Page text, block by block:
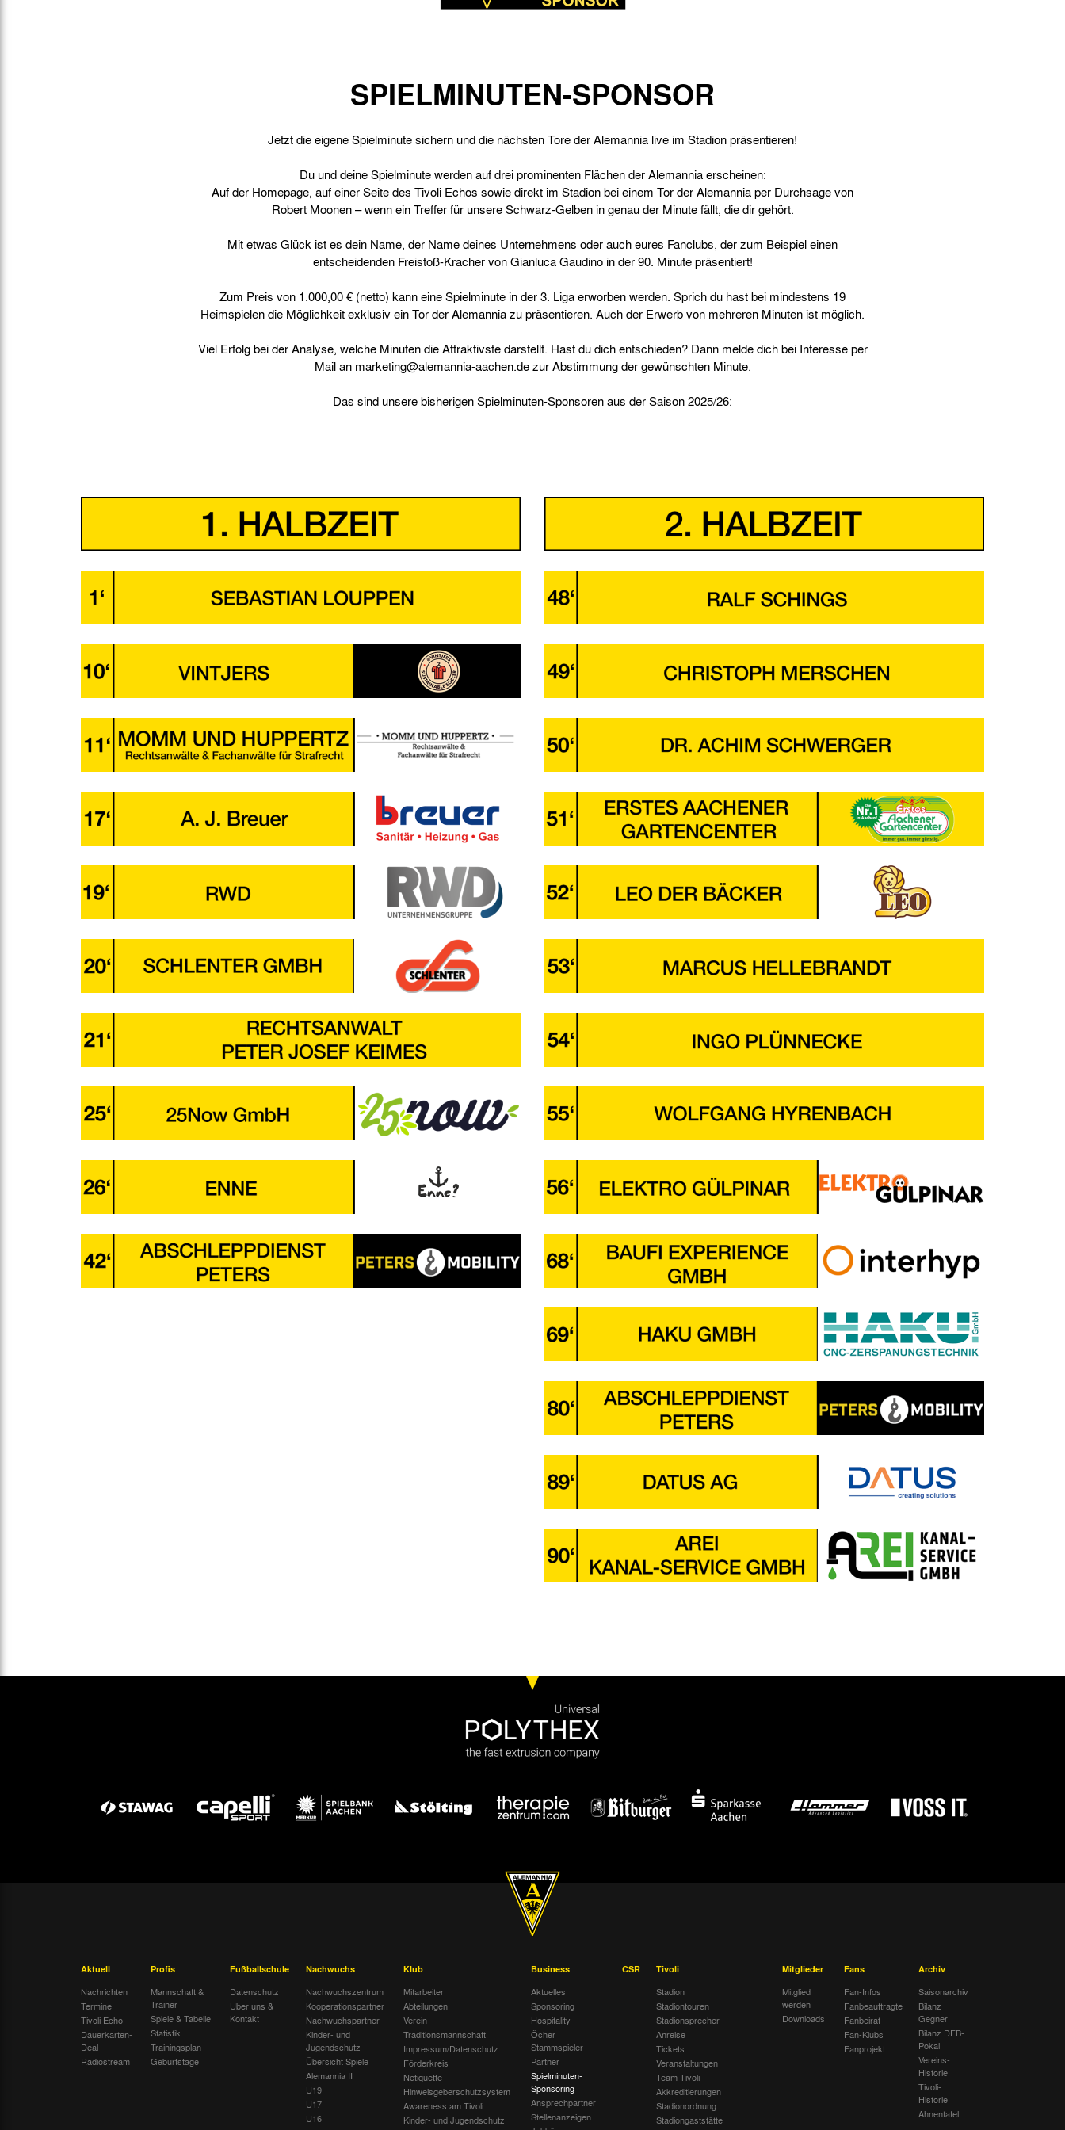
SPIELMINUTEN-SPONSOR
Jetzt die eigene Spielminute sichern und die nächsten Tore der Alemannia live im Stadion präsentieren!
Du und deine Spielminute werden auf drei prominenten Flächen der Alemannia erscheinen:
Auf der Homepage, auf einer Seite des Tivoli Echos sowie direkt im Stadion bei einem Tor der Alemannia per Durchsage von
Robert Moonen – wenn ein Treffer für unsere Schwarz-Gelben in genau der Minute fällt, die dir gehört.
Mit etwas Glück ist es dein Name, der Name deines Unternehmens oder auch eures Fanclubs, der zum Beispiel einen
entscheidenden Freistoß-Kracher von Gianluca Gaudino in der 90. Minute präsentiert!
Zum Preis von 1.000,00 € (netto) kann eine Spielminute in der 3. Liga erworben werden. Sprich du hast bei mindestens 19
Heimspielen die Möglichkeit exklusiv ein Tor der Alemannia zu präsentieren. Auch der Erwerb von mehreren Minuten ist möglich.
Viel Erfolg bei der Analyse, welche Minuten die Attraktivste darstellt. Hast du dich entschieden? Dann melde dich bei Interesse per
Mail an marketing@alemannia-aachen.de zur Abstimmung der gewünschten Minute.
Das sind unsere bisherigen Spielminuten-Sponsoren aus der Saison 2025/26:
Aktuell
Nachrichten
Termine
Tivoli Echo
Dauerkarten-
Deal
Radiostream
Profis
Mannschaft &
Trainer
Spiele & Tabelle
Statistik
Trainingsplan
Geburtstage
Fußballschule
Datenschutz
Über uns &
Kontakt
Nachwuchs
Nachwuchszentrum
Kooperationspartner
Nachwuchspartner
Kinder- und
Jugendschutz
Übersicht Spiele
Alemannia II
U19
U17
U16
Klub
Mitarbeiter
Abteilungen
Verein
Traditionsmannschaft
Impressum/Datenschutz
Förderkreis
Netiquette
Hinweisgeberschutzsystem
Awareness am Tivoli
Kinder- und Jugendschutz
Business
Aktuelles
Sponsoring
Hospitality
Öcher
Stammspieler
Partner
Spielminuten-
Sponsoring
Ansprechpartner
Stellenanzeigen
CSR
Tivoli
Stadion
Stadiontouren
Stadionsprecher
Anreise
Tickets
Veranstaltungen
Team Tivoli
Akkreditierungen
Stadionordnung
Stadiongaststätte
Mitglieder
Mitglied
werden
Downloads
Fans
Fan-Infos
Fanbeauftragte
Fanbeirat
Fan-Klubs
Fanprojekt
Archiv
Saisonarchiv
Bilanz
Gegner
Bilanz DFB-
Pokal
Vereins-
Historie
Tivoli-
Historie
Ahnentafel